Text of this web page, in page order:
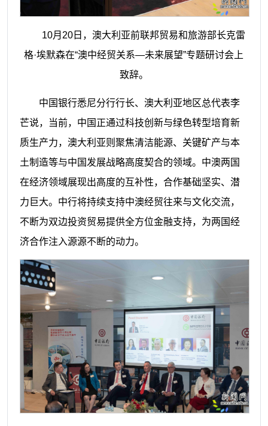
10月20日，澳大利亚前联邦贸易和旅游部长克雷
格·埃默森在“澳中经贸关系—未来展望”专题研讨会上
致辞。
中国银行悉尼分行行长、澳大利亚地区总代表李
芒说，当前，中国正通过科技创新与绿色转型培育新
质生产力，澳大利亚则聚焦清洁能源、关键矿产与本
土制造等与中国发展战略高度契合的领域。中澳两国
在经济领域展现出高度的互补性，合作基础坚实、潜
力巨大。中行将持续支持中澳经贸往来与文化交流，
不断为双边投资贸易提供全方位金融支持，为两国经
济合作注入源源不断的动力。